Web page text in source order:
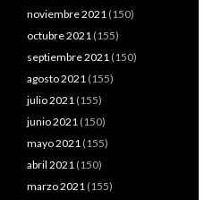
noviembre 2021 (150)
octubre 2021 (155)
septiembre 2021 (150)
agosto 2021 (155)
julio 2021 (155)
junio 2021 (150)
mayo 2021 (155)
abril 2021 (150)
marzo 2021 (155)